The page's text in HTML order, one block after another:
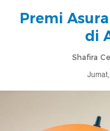
Premi
di
Shafira